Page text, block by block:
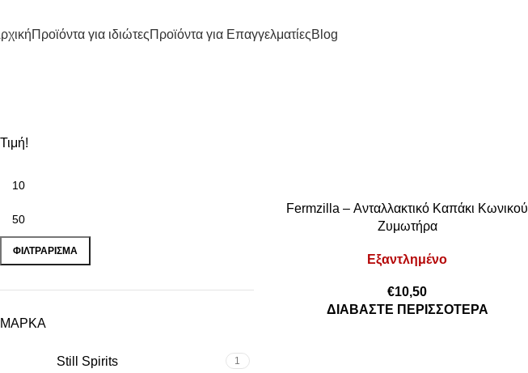
Προϊόντα για ιδιώτεςΠροϊόντα για ΕπαγγελματίεςBlog
Τιμή!
ΦΙΛΤΡΆΡΙΣΜΑ
ΜΑΡΚΑ
Still Spirits 1
Fermzilla – Ανταλλακτικό Καπάκι Κωνικού
Ζυμωτήρα
Εξαντλημένο
€10,50
ΔΙΑΒΆΣΤΕ ΠΕΡΙΣΣΌΤΕΡΑ